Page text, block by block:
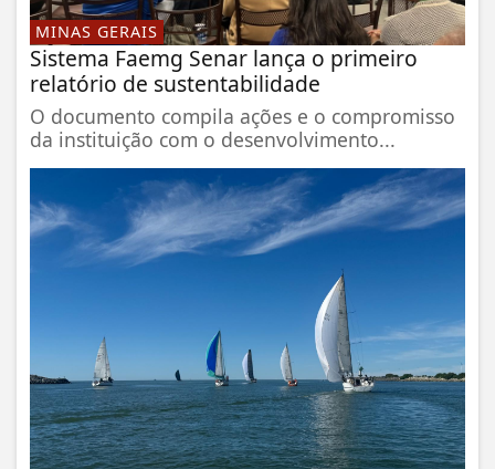
MINAS GERAIS
Sistema Faemg Senar lança o primeiro
relatório de sustentabilidade
O documento compila ações e o compromisso
da instituição com o desenvolvimento...